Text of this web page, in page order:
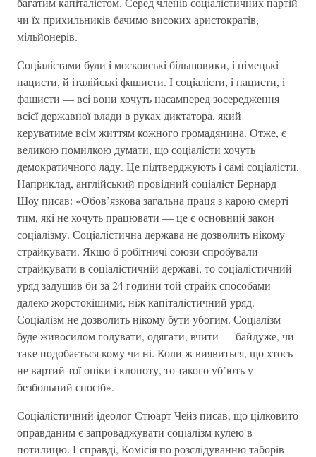
чи їх прихильникiв бачимо високих аристократiв,
мiльйонерiв.
Соцiалiстами були i московськi бiльшовики, i нiмецькi
нацисти, й iталiйськi фашисти. I соцiалiсти, i нацисти, i
фашисти — всi вони хочуть насамперед зосередження
всiєї державної влади в руках диктатора, який
керуватиме всiм життям кожного громадянина. Отже, є
великою помилкою думати, що соцiалiсти хочуть
демократичного ладу. Це пiдтверджують i самi соцiалiсти.
Наприклад, англiйський провiдний соцiалiст Бернард
Шоу писав: «Обов’язкова загальна праця з карою смертi
тим, якi не хочуть працювати — це є основний закон
соцiалiзму. Соцiалiстична держава не дозволить нiкому
страйкувати. Якщо б робiтничi союзи спробували
страйкувати в соцiалiстичнiй державi, то соцiалiстичний
уряд задушив би за 24 години той страйк способами
далеко жорстокiшими, нiж капiталiстичний уряд.
Соцiалiзм не дозволить нiкому бути убогим. Соцiалiзм
буде живосилом годувати, одягати, вчити — байдуже, чи
таке подобається кому чи нi. Коли ж виявиться, що хтось
не вартий тої опiки i клопоту, то такого уб’ють у
безбольний спосiб».
Соцiалiстичний iдеолог Стюарт Чейз писав, що цiлковито
оправданим є запроваджувати соцiалiзм кулею в
потилицю. I справдi, Комiсiя по розслiдуванню таборiв